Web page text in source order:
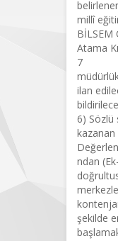
millî
BİLSEM
Atama
7
ilan
6) Sözlü
kazanan
ndan
şekilde